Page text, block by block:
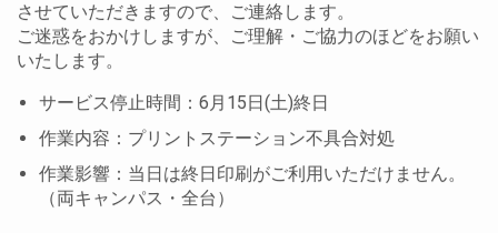
させていただきますので、ご連絡します。
ご迷惑をおかけしますが、ご理解・ご協力のほどをお願い
いたします。
サービス停止時間：6月15日(土)終日
作業内容：プリントステーション不具合対処
作業影響：当日は終日印刷がご利用いただけません。
（両キャンパス・全台）